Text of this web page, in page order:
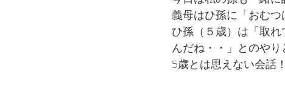
義母はひ孫に「おむつ
ひ孫（５歳）は「取
んだね・・」とのやり
5歳とは思えない会話！